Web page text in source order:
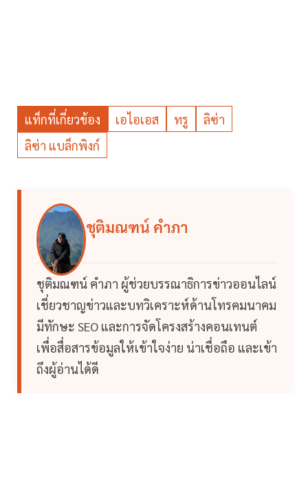
แท็กที่เกี่ยวข้อง เอไอเอส ทรู
ลิซ่า
ลิซ่า แบล็กพิงก์
ชุติมณฑน์ คำภา
ชุติมณฑน์ คำภา ผู้ช่วยบรรณาธิการข่าวออนไลน์
เชี่ยวชาญข่าวและบทวิเคราะห์ด้านโทรคมนาคม
มีทักษะ SEO และการจัดโครงสร้างคอนเทนต์
เพื่อสื่อสารข้อมูลให้เข้าใจง่าย น่าเชื่อถือ และเข้า
ถึงผู้อ่านได้ดี